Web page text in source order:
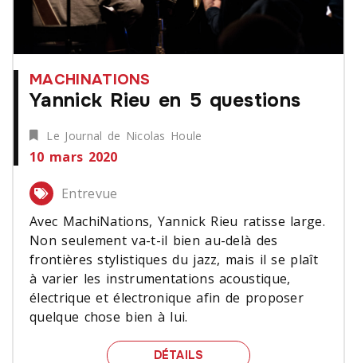
MACHINATIONS
Yannick Rieu en 5 questions
Le Journal de Nicolas Houle
10 mars 2020
Entrevue
Avec MachiNations, Yannick Rieu ratisse large.
Non seulement va-t-il bien au-delà des
frontières stylistiques du jazz, mais il se plaît
à varier les instrumentations acoustique,
électrique et électronique afin de proposer
quelque chose bien à lui.
DÉTAILS YANNICK RIEU EN 5